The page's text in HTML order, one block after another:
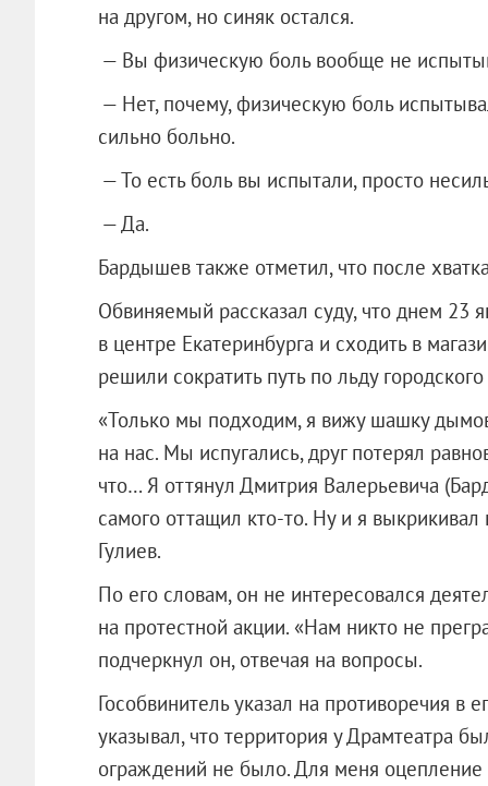
на другом, но синяк остался.
— Вы физическую боль вообще не
— Нет, почему, физическую боль
сильно больно.
— То есть боль вы испытали, просто
— Да.
Бардышев также отметил, что после
Обвиняемый рассказал суду, что днем 23
в центре Екатеринбурга и сходить в
решили сократить путь по льду
«Только мы подходим, я вижу шашку
на нас. Мы испугались, друг потерял
что… Я оттянул Дмитрия Валерьевича
самого оттащил кто-то. Ну и я
Гулиев.
По его словам, он не интересовался
на протестной акции. «Нам никто не
подчеркнул он, отвечая на вопросы.
Гособвинитель указал на противоречия в
указывал, что территория у Драмтеатра
ограждений не было. Для меня оцепление